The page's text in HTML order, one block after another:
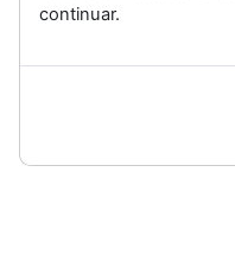
continuar.